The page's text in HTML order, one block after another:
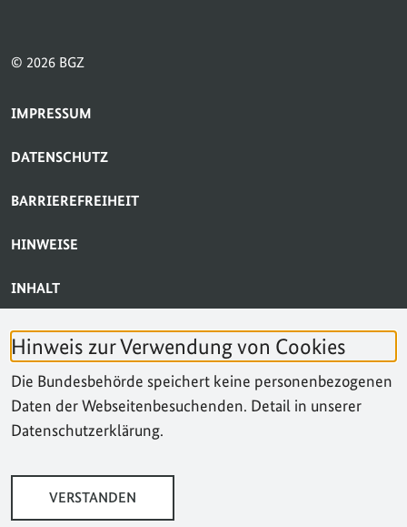
Hinweis zur Verwendung von Cookies
Die Bundesbehörde speichert keine personenbezogenen
Daten der Webseitenbesuchenden. Detail in unserer
Datenschutzerklärung.
VERSTANDEN
© 2026 BGZ
SERVICE-NAVIGATION FUSSBEREICH
IMPRESSUM
DATENSCHUTZ
BARRIEREFREIHEIT
HINWEISE
INHALT
BARRIERE MELDEN
KONTAKT